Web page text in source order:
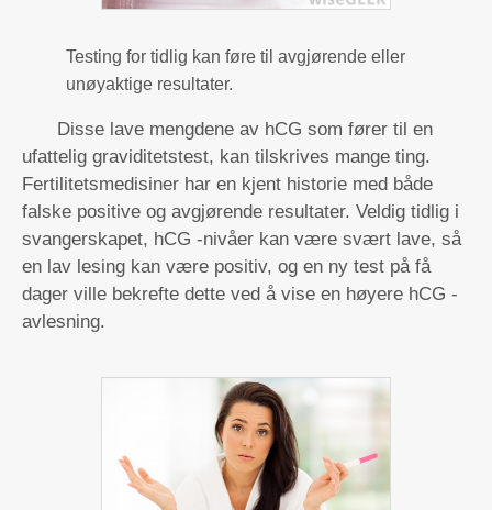
Testing for tidlig kan føre til avgjørende eller
unøyaktige resultater.
Disse lave mengdene av hCG som fører til en
ufattelig graviditetstest, kan tilskrives mange ting.
Fertilitetsmedisiner har en kjent historie med både
falske positive og avgjørende resultater. Veldig tidlig i
svangerskapet, hCG -nivåer kan være svært lave, så
en lav lesing kan være positiv, og en ny test på få
dager ville bekrefte dette ved å vise en høyere hCG -
avlesning.